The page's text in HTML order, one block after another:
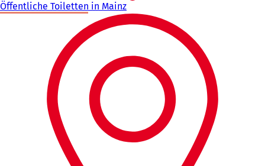
Öffentliche Toiletten in Mainz